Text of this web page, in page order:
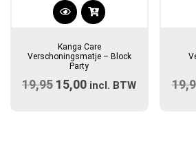
Kanga Care
Verschoningsmatje – Block
Party
19,95 Oorspronkelijke
15,00 Huidige
incl. BTW